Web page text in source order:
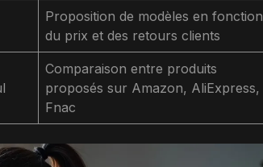
Proposition de modèles en fonction
du prix et des retours clients
Comparaison entre produits
proposés sur Amazon, AliExpress,
Fnac